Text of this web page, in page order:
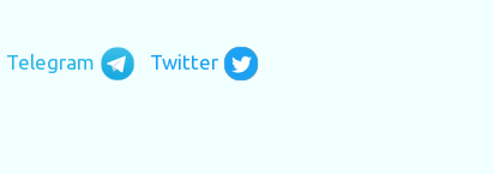
Telegram Twitter